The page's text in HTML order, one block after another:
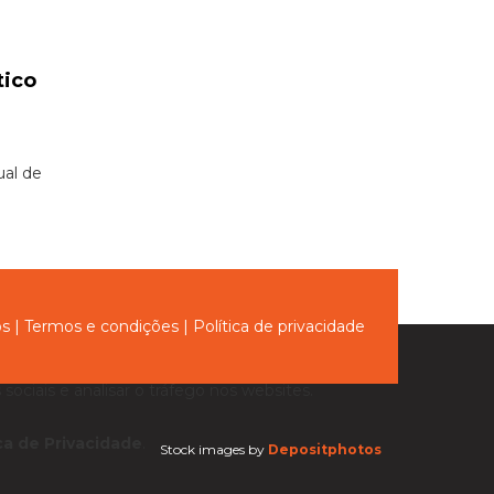
de
| Termos e condições | Política de privacidade
Stock images by Depositphotos
e analisar o tráfego nos websites.